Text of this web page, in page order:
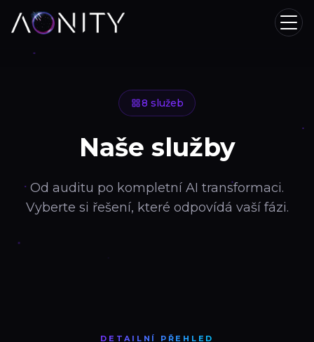
8 služeb
Naše služby
Od auditu po kompletní AI transformaci.
Vyberte si řešení, které odpovídá vaší fázi.
DETAILNÍ PŘEHLED